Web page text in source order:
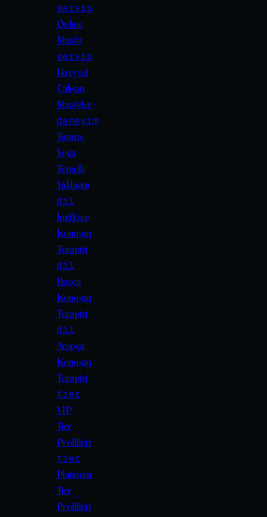
servis
Online
Masöz
servis
Bireysel
Çalışan
Masözler
deneyim
Tantra-
Yoga
Temelli
Yaklaşım
dil
İngilizce
Konuşan
Terapist
dil
Rusça
Konuşan
Terapist
dil
Arapça
Konuşan
Terapist
tier
VIP
Tier
Profilleri
tier
Platinum
Tier
Profilleri